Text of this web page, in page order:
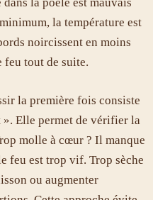
la poêle est mauvais
la température est
noircissent en moins
feu tout de suite.
la première fois consiste
». Elle permet de vérifier la
molle à cœur ? Il manque
feu est trop vif. Trop sèche
ou augmenter